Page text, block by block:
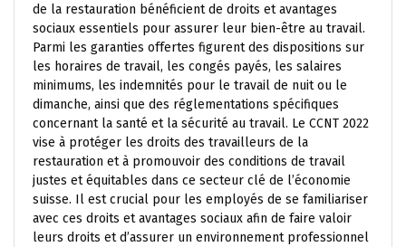
de la restauration bénéficient de droits et avantages
sociaux essentiels pour assurer leur bien-être au travail.
Parmi les garanties offertes figurent des dispositions sur
les horaires de travail, les congés payés, les salaires
minimums, les indemnités pour le travail de nuit ou le
dimanche, ainsi que des réglementations spécifiques
concernant la santé et la sécurité au travail. Le CCNT 2022
vise à protéger les droits des travailleurs de la
restauration et à promouvoir des conditions de travail
justes et équitables dans ce secteur clé de l’économie
suisse. Il est crucial pour les employés de se familiariser
avec ces droits et avantages sociaux afin de faire valoir
leurs droits et d’assurer un environnement professionnel